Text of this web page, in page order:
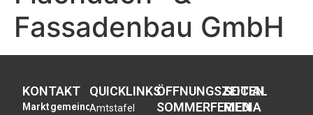
Fassadenbau GmbH
KONTAKT
Marktgemeinde
QUICKLINKS
Amtstafel
ÖFFNUNGSZEITEN
SOMMERFERIEN
SOCIAL
MEDIA